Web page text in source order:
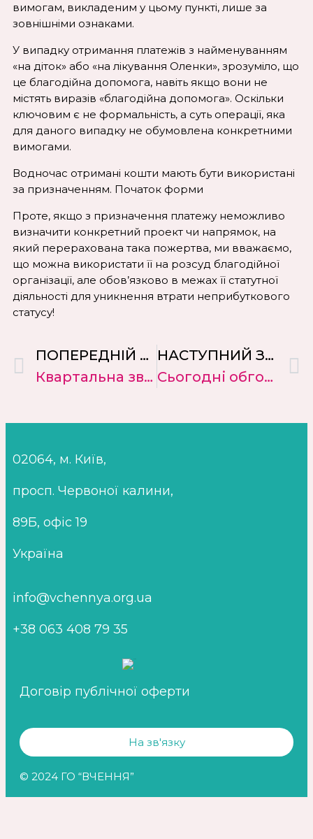
вимогам, викладеним у цьому пункті, лише за
зовнішніми ознаками.
У випадку отримання платежів з найменуванням
«на діток» або «на лікування Оленки», зрозуміло, що
це благодійна допомога, навіть якщо вони не
містять виразів «благодійна допомога». Оскільки
ключовим є не формальність, а суть операції, яка
для даного випадку не обумовлена конкретними
вимогами.
Водночас отримані кошти мають бути використані
за призначенням. Початок форми
Проте, якщо з призначення платежу неможливо
визначити конкретний проект чи напрямок, на
який перерахована така пожертва, ми вважаємо,
що можна використати її на розсуд благодійної
організації, але обов’язково в межах її статутної
діяльності для уникнення втрати неприбуткового
статусу!
ПОПЕРЕДНIЙ ЗАПИС
Квартальна звітність неприбуткової організації.
НАСТУПНИЙ ЗАПИС
Сьогодні обговоримо тему про грантові витрати.
02064, м. Київ,
просп. Червоної калини,
89Б, офіс 19
Україна
info@vchennya.org.ua
+38 063 408 79 35
Договір публічної оферти
На зв'язку
© 2024 ГО “ВЧЕННЯ”